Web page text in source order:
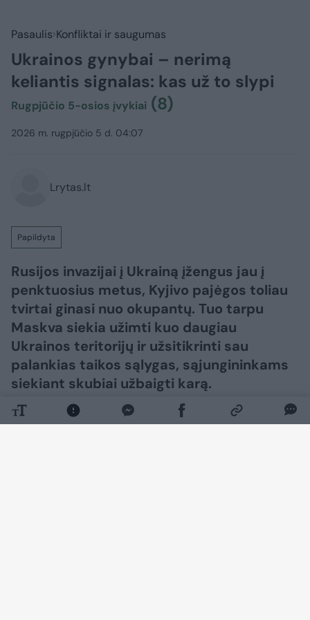
Pasaulis Konfliktai ir saugumas
Ukrainos gynybai – nerimą
keliantis signalas: kas už to slypi
Rugpjūčio 5-osios įvykiai (8)
2026 m. rugpjūčio 5 d. 04:07
Lrytas.lt
Papildyta
Rusijos invazijai į Ukrainą įžengus jau į
penktuosius metus, Kyjivo pajėgos toliau
tvirtai ginasi nuo okupantų. Tuo tarpu
Maskva siekia užimti kuo daugiau
Ukrainos teritorijų ir užsitikrinti sau
palankias taikos sąlygas, sąjungininkams
siekiant skubiai užbaigti karą.​​​​​​​​​​​​​​​​​​​​​​​​​​